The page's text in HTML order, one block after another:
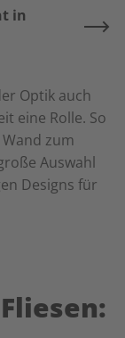
in
Optik auch
eine Rolle. So
zum
Auswahl
Designs für